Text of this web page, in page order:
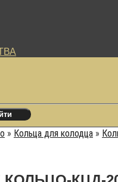
» Кольца для колодца »